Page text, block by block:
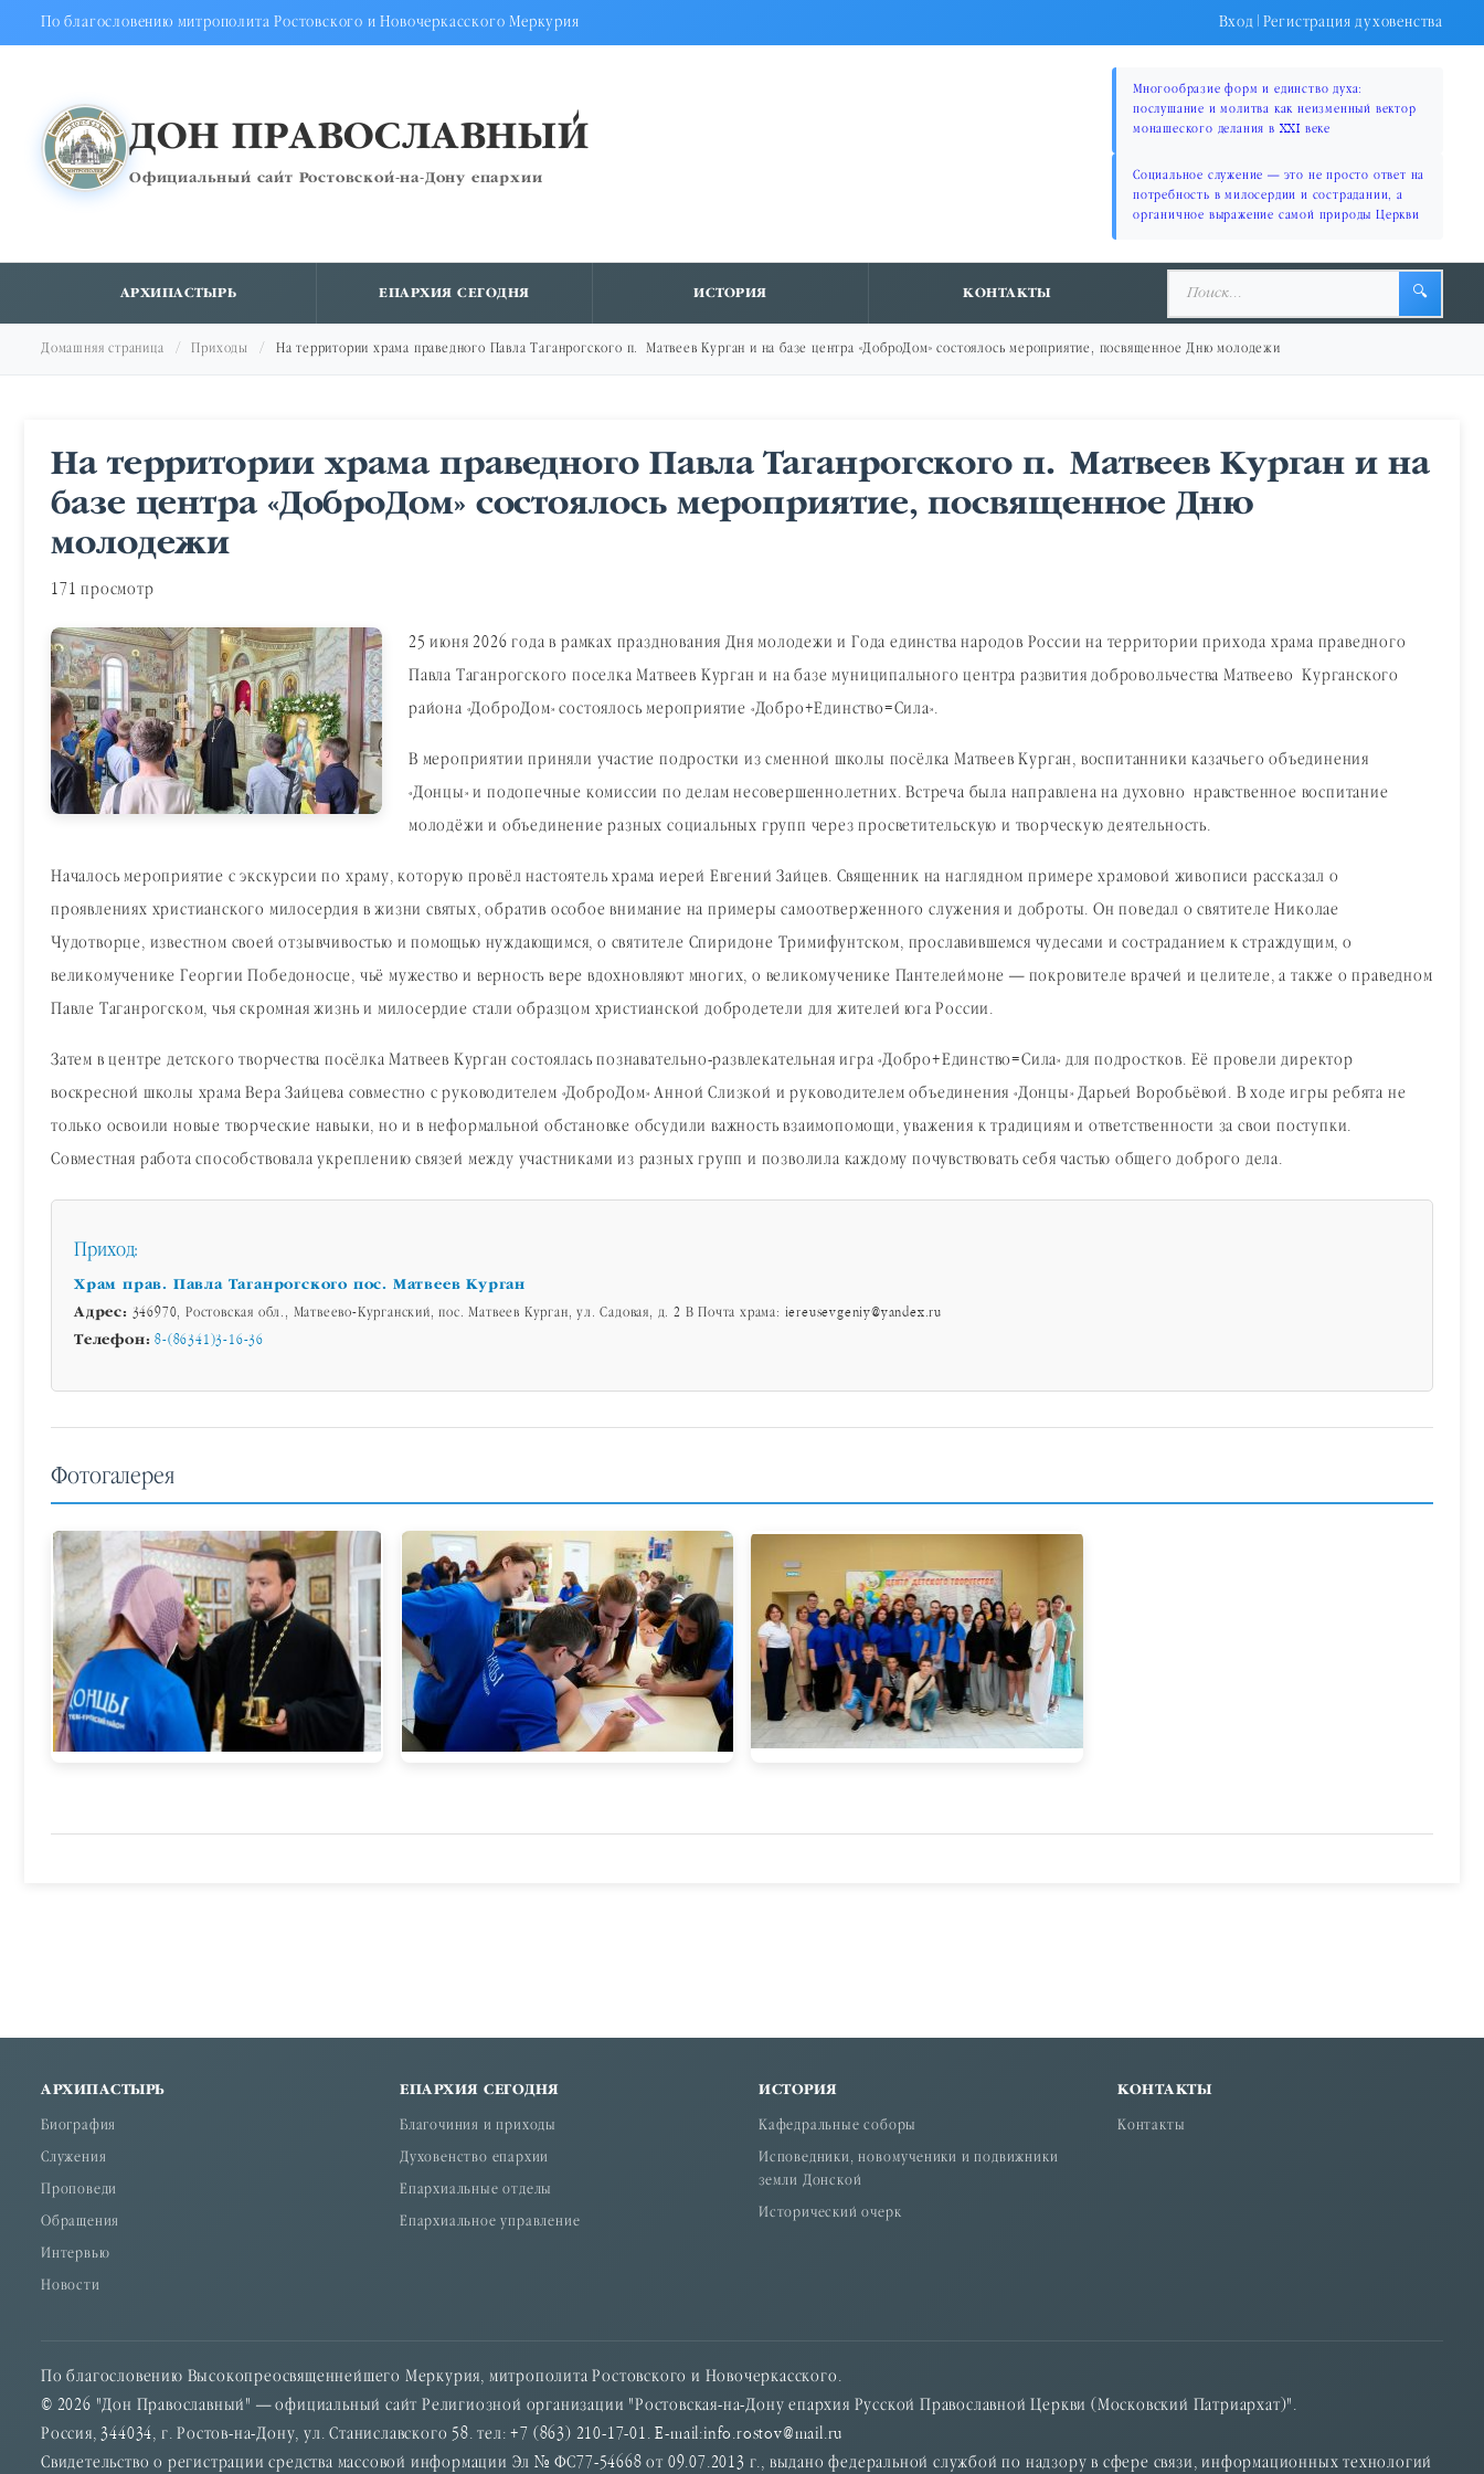
По благословению митрополита Ростовского и Новочеркасского Меркурия Вход|Регистрация духовенства
ДОН ПРАВОСЛАВНЫЙ
Официальный сайт Ростовской-на-Дону епархии
Многообразие форм и единство духа:
послушание и молитва как неизменный вектор
монашеского делания в XXI веке
Социальное служение — это не просто ответ на
потребность в милосердии и сострадании, а
органичное выражение самой природы Церкви
АРХИПАСТЫРЬ ЕПАРХИЯ СЕГОДНЯ ИСТОРИЯ КОНТАКТЫ 🔍
Домашняя страница Приходы На территории храма праведного Павла Таганрогского п. Матвеев Курган и на базе центра «ДоброДом» состоялось мероприятие, посвященное Дню молодежи
На территории храма праведного Павла Таганрогского п. Матвеев Курган и на
базе центра «ДоброДом» состоялось мероприятие, посвященное Дню
молодежи
171 просмотр
25 июня 2026 года в рамках празднования Дня молодежи и Года единства народов России на территории прихода храма праведного
Павла Таганрогского поселка Матвеев Курган и на базе муниципального центра развития добровольчества Матвеево‑Курганского
района «ДоброДом» состоялось мероприятие «Добро+Единство=Сила».
В мероприятии приняли участие подростки из сменной школы посёлка Матвеев Курган, воспитанники казачьего объединения
«Донцы» и подопечные комиссии по делам несовершеннолетних. Встреча была направлена на духовно‑нравственное воспитание
молодёжи и объединение разных социальных групп через просветительскую и творческую деятельность.
Началось мероприятие с экскурсии по храму, которую провёл настоятель храма иерей Евгений Зайцев. Священник на наглядном примере храмовой живописи рассказал о
проявлениях христианского милосердия в жизни святых, обратив особое внимание на примеры самоотверженного служения и доброты. Он поведал о святителе Николае
Чудотворце, известном своей отзывчивостью и помощью нуждающимся, о святителе Спиридоне Тримифунтском, прославившемся чудесами и состраданием к страждущим, о
великомученике Георгии Победоносце, чьё мужество и верность вере вдохновляют многих, о великомученике Пантелеймоне — покровителе врачей и целителе, а также о праведном
Павле Таганрогском, чья скромная жизнь и милосердие стали образцом христианской добродетели для жителей юга России.
Затем в центре детского творчества посёлка Матвеев Курган состоялась познавательно-развлекательная игра «Добро+Единство=Сила» для подростков. Её провели директор
воскресной школы храма Вера Зайцева совместно с руководителем «ДоброДом» Анной Слизкой и руководителем объединения «Донцы» Дарьей Воробьёвой. В ходе игры ребята не
только освоили новые творческие навыки, но и в неформальной обстановке обсудили важность взаимопомощи, уважения к традициям и ответственности за свои поступки.
Совместная работа способствовала укреплению связей между участниками из разных групп и позволила каждому почувствовать себя частью общего доброго дела.
Приход:
Храм прав. Павла Таганрогского пос. Матвеев Курган
Адрес: 346970, Ростовская обл., Матвеево-Курганский, пос. Матвеев Курган, ул. Садовая, д. 2 В Почта храма: iereusevgeniy@yandex.ru
Телефон: 8-(86341)3-16-36
Фотогалерея
АРХИПАСТЫРЬ
Биография
Служения
Проповеди
Обращения
Интервью
Новости
ЕПАРХИЯ СЕГОДНЯ
Благочиния и приходы
Духовенство епархии
Епархиальные отделы
Епархиальное управление
ИСТОРИЯ
Кафедральные соборы
Исповедники, новомученики и подвижники
земли Донской
Исторический очерк
КОНТАКТЫ
Контакты
По благословению Высокопреосвященнейшего Меркурия, митрополита Ростовского и Новочеркасского.
© 2026 "Дон Православный" — официальный сайт Религиозной организации "Ростовская-на-Дону епархия Русской Православной Церкви (Московский Патриархат)".
Россия, 344034, г. Ростов-на-Дону, ул. Станиславского 58. тел: +7 (863) 210-17-01. E-mail:info.rostov@mail.ru
Свидетельство о регистрации средства массовой информации Эл № ФС77-54668 от 09.07.2013 г., выдано федеральной службой по надзору в сфере связи, информационных технологий